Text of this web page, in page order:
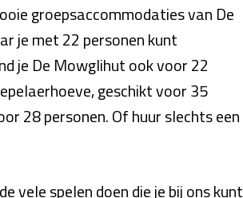
groepsaccommodaties van De
je met 22 personen kunt
je De Mowglihut ook voor 22
geschikt voor 35
28 personen. Of huur slechts een
vele spelen doen die je bij ons kunt